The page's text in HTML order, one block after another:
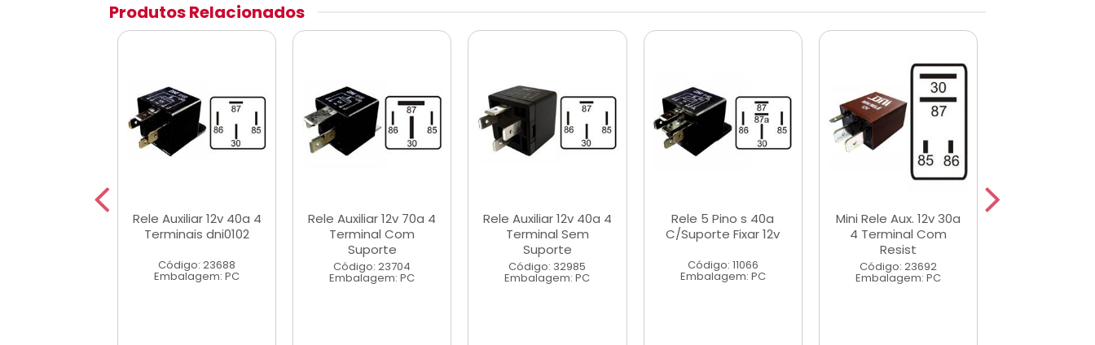
Produtos Relacionados
Rele Auxiliar 12v 40a 4
Terminais dni0102
Código: 23688
Embalagem: PC
Rele Auxiliar 12v 70a 4
Terminal Com
Suporte
Código: 23704
Embalagem: PC
Rele Auxiliar 12v 40a 4
Terminal Sem
Suporte
Código: 32985
Embalagem: PC
Rele 5 Pino s 40a
C/Suporte Fixar 12v
Código: 11066
Embalagem: PC
Mini Rele Aux. 12v 30a
4 Terminal Com
Resist
Código: 23692
Embalagem: PC